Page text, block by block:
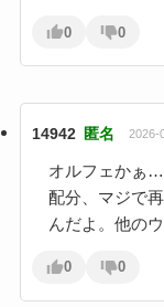
0 0
14942 匿名 2026-
オルフェかぁ
配分、マジで
んだよ。他の
0 0